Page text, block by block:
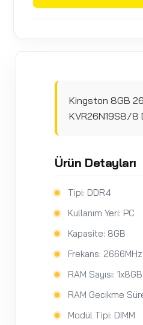
Kingston 8GB
KVR26N19S8/8
Ürün Detayları
Tipi: DDR4
Kullanım Yeri: PC
Kapasite: 8GB
Frekans: 2666MHz
RAM Sayısı: 1x8GB
RAM Gecikme
Modül Tipi: DIMM